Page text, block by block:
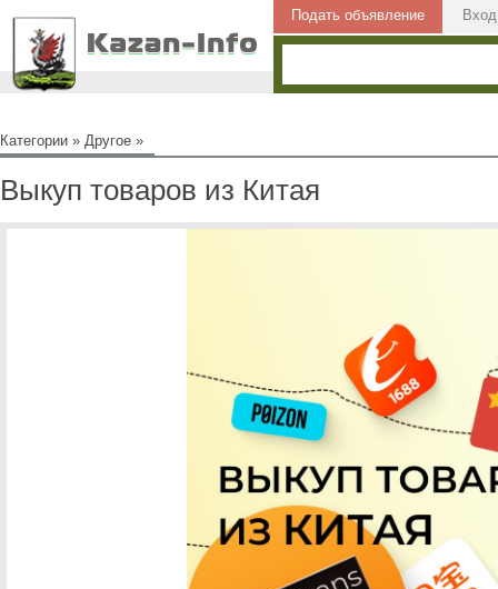
Подать объявление Вход
Категории » Другое »
Выкуп товаров из Китая